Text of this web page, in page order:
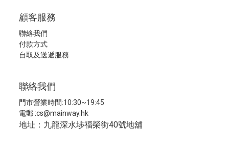
顧客服務
聯絡我們
付款方式
自取及送遞服務
聯絡我們
門市營業時間:10:30~19:45
電郵 :cs@mainway.hk
地址：九龍深水埗福榮街40號地舖